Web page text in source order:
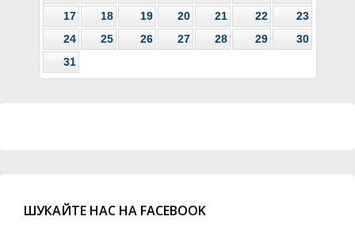
17
18 19 20 21 22
23
24
25 26 27 28 29
30
31
ШУКАЙТЕ НАС НА FACEBOOK